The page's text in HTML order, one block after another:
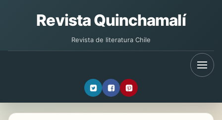
Revista Quinchamalí
Revista de literatura Chile